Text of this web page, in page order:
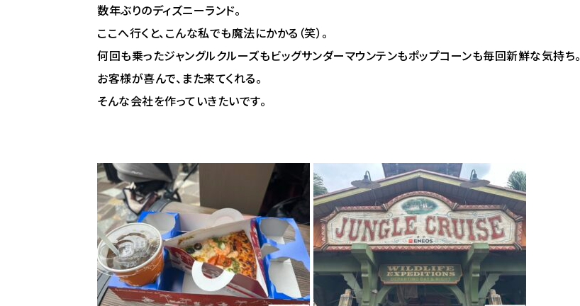
数年ぶりのディズニーランド。
ここへ行くと、こんな私でも魔法にかかる（笑）。
何回も乗ったジャングルクルーズもビッグサンダーマウンテンもポップコーンも毎回新鮮な気持ち。
お客様が喜んで、また来てくれる。
そんな会社を作っていきたいです。